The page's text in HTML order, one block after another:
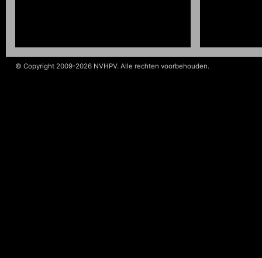
© Copyright 2009-2026 NVHPV. Alle rechten voorbehouden.